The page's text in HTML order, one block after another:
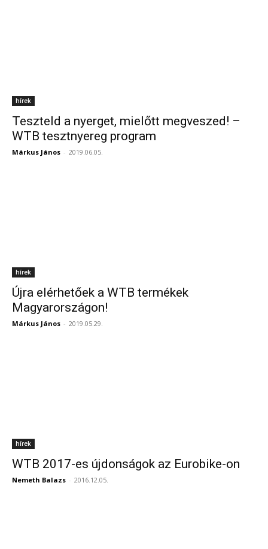
hírek
Teszteld a nyerget, mielőtt megveszed! –
WTB tesztnyereg program
Márkus János - 2019.06.05.
hírek
Újra elérhetőek a WTB termékek
Magyarországon!
Márkus János - 2019.05.29.
hírek
WTB 2017-es újdonságok az Eurobike-on
Nemeth Balazs - 2016.12.05.